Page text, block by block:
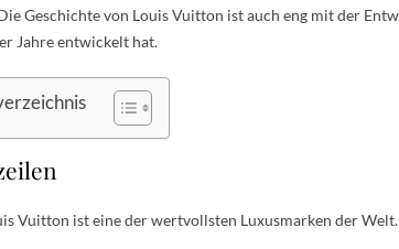
Geschichte von Louis Vuitton ist auch eng mit der
Jahre entwickelt hat.
Vuitton ist eine der wertvollsten Luxusmarken der Welt.